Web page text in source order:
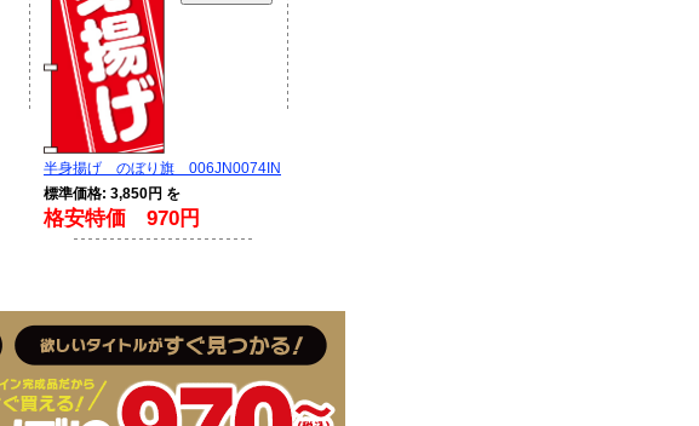
半身揚げ のぼり旗 006JN0074IN
標準価格: 3,850円 を
格安特価 970円